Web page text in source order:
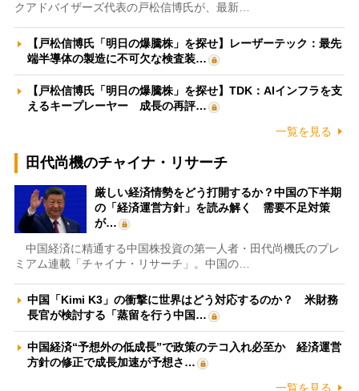
クアドバイザーズ代表の戸松信博氏が、最新…
【戸松信博氏「明日の爆騰株」を探せ】レーザーテック：最先
端半導体の製造に不可欠な検査装…
【戸松信博氏「明日の爆騰株」を探せ】TDK：AIインフラを支
えるキープレーヤー 成長の再評…
一覧を見る
田代尚機のチャイナ・リサーチ
厳しい経済情勢をどう打開するか？中国の下半期
の「経済運営方針」を読み解く 需要不足対策
が…
中国経済に精通する中国株投資の第一人者・田代尚機氏のプレ
ミアム連載「チャイナ・リサーチ」。中国の…
中国「Kimi K3」の衝撃に世界はどう対応するのか？ 米財務
長官が検討する「蒸留を行う中国…
中国経済“予想外の低成長”で政策のテコ入れ必至か 経済運営
方針の修正で成長加速が予想さ…
一覧を見る